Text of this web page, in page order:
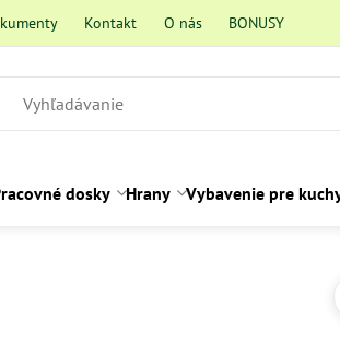
Kontakt O nás BONUSY
dosky Hrany Vybavenie pre